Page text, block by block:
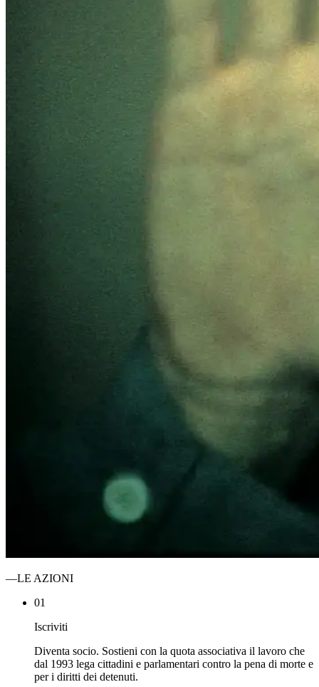
—LE AZIONI
01
Iscriviti
Diventa socio. Sostieni con la quota associativa il lavoro che
dal 1993 lega cittadini e parlamentari contro la pena di morte e
per i diritti dei detenuti.